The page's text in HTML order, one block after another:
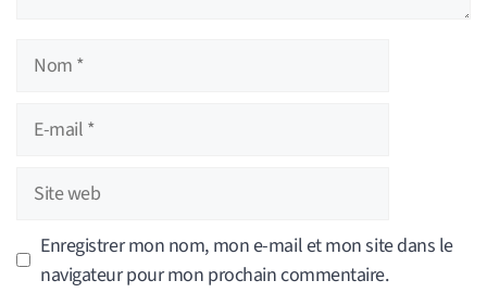
Nom
Site
web
Enregistrer mon nom, mon e-mail et mon site dans le
navigateur pour mon prochain commentaire.